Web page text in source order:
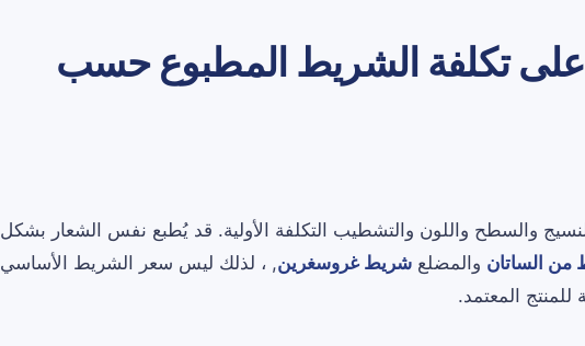
على تكلفة الشريط المطبوع حسب
والسطح واللون والتشطيب التكلفة الأولية. قد يُطبع نفس الشعار بشكل
من الساتان والمضلع شريط غروسغرين, ، لذلك ليس سعر الشريط الأساسي
للمنتج المعتمد.